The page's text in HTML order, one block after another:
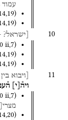
עמוד
,19)
,19)
10 [ישראל?
ii,7)
,19)
,19)
11 [ויבוא בין
ויה֯ י
ii,7)
,20)